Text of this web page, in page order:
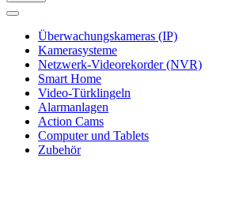
Überwachungskameras (IP)
Kamerasysteme
Netzwerk-Videorekorder (NVR)
Smart Home
Video-Türklingeln
Alarmanlagen
Action Cams
Computer und Tablets
Zubehör